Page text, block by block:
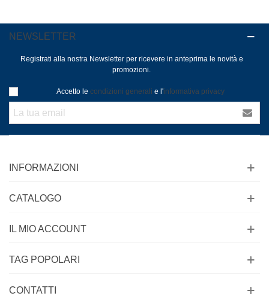
NEWSLETTER
Registrati alla nostra Newsletter per ricevere in anteprima le novità e
promozioni.
Accetto le condizioni generali e l'informativa privacy
INFORMAZIONI
CATALOGO
IL MIO ACCOUNT
TAG POPOLARI
CONTATTI